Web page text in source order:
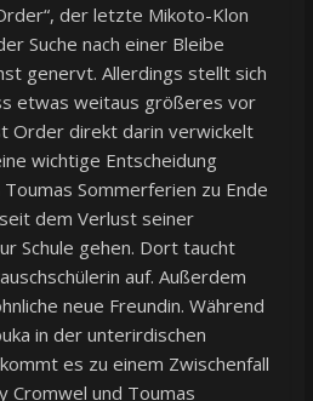
der letzte Mikoto-Klon
Suche nach einer Bleibe
genervt. Allerdings stellt sich
etwas weitaus größeres vor
Order direkt darin verwickelt
wichtige Entscheidung
Sommerferien zu Ende
dem Verlust seiner
Schule gehen. Dort taucht
auf. Außerdem
neue Freundin. Während
in der unterirdischen
es zu einem Zwischenfall
Cromwel und Toumas